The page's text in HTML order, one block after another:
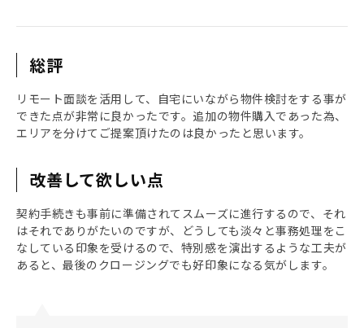
総評
リモート面談を活用して、自宅にいながら物件検討をする事が
できた点が非常に良かったです。追加の物件購入であった為、
エリアを分けてご提案頂けたのは良かったと思います。
改善して欲しい点
契約手続きも事前に準備されてスムーズに進行するので、それ
はそれでありがたいのですが、どうしても淡々と事務処理をこ
なしている印象を受けるので、特別感を演出するような工夫が
あると、最後のクロージングでも好印象になる気がします。